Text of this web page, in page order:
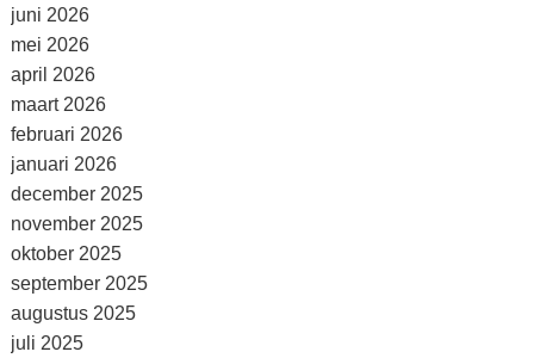
juni 2026
mei 2026
april 2026
maart 2026
februari 2026
januari 2026
december 2025
november 2025
oktober 2025
september 2025
augustus 2025
juli 2025